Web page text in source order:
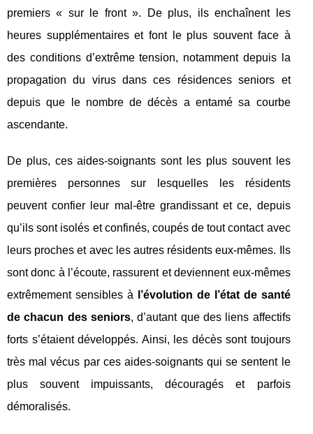
premiers « sur le front ». De plus, ils enchaînent les
heures supplémentaires et font le plus souvent face à
des conditions d’extrême tension, notamment depuis la
propagation du virus dans ces résidences seniors et
depuis que le nombre de décès a entamé sa courbe
ascendante.
De plus, ces aides-soignants sont les plus souvent les
premières personnes sur lesquelles les résidents
peuvent confier leur mal-être grandissant et ce, depuis
qu’ils sont isolés et confinés, coupés de tout contact avec
leurs proches et avec les autres résidents eux-mêmes. Ils
sont donc à l’écoute, rassurent et deviennent eux-mêmes
extrêmement sensibles à
l’évolution de l’état de santé
de chacun des seniors, d’autant que des liens affectifs
forts s’étaient développés. Ainsi, les décès sont toujours
très mal vécus par ces aides-soignants qui se sentent le
plus souvent impuissants, découragés et parfois
démoralisés.